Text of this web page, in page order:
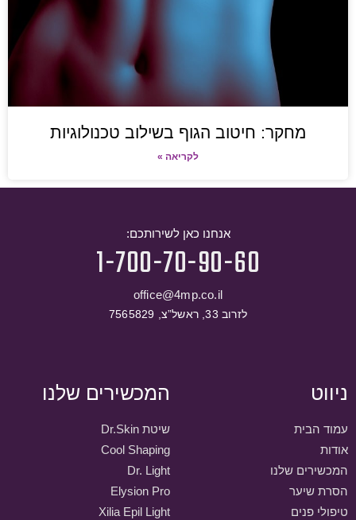
מחקר: חיטוב הגוף בשילוב טכנולוגיות
לקריאה »
אנחנו כאן לשירותכם:
1-700-70-90-60
office@4mp.co.il
לזרוב 33, ראשל”צ, 7565829
ניווט
עמוד הבית
אודות
המכשירים שלנו
הסרת שיער
טיפולי פנים
המכשירים שלנו
שיטת Dr.Skin
Cool Shaping
Dr. Light
Elysion Pro
Xilia Epil Light